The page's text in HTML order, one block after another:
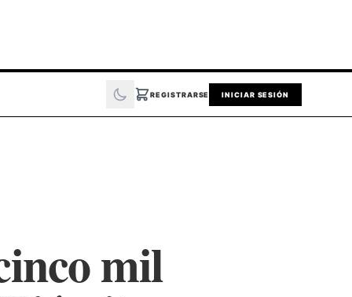
REGISTRARSE INICIAR SESIÓN
mil